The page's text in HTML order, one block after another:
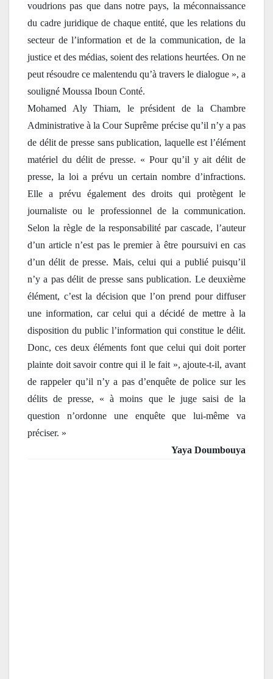
voudrions pas que dans notre pays, la méconnaissance
du cadre juridique de chaque entité, que les relations du
secteur de l’information et de la communication, de la
justice et des médias, soient des relations heurtées. On ne
peut résoudre ce malentendu qu’à travers le dialogue », a
souligné Moussa Iboun Conté.
Mohamed Aly Thiam, le président de la Chambre
Administrative à la Cour Suprême précise qu’il n’y a pas
de délit de presse sans publication, laquelle est l’élément
matériel du délit de presse. « Pour qu’il y ait délit de
presse, la loi a prévu un certain nombre d’infractions.
Elle a prévu également des droits qui protègent le
journaliste ou le professionnel de la communication.
Selon la règle de la responsabilité par cascade, l’auteur
d’un article n’est pas le premier à être poursuivi en cas
d’un délit de presse. Mais, celui qui a publié puisqu’il
n’y a pas délit de presse sans publication. Le deuxième
élément, c’est la décision que l’on prend pour diffuser
une information, car celui qui a décidé de mettre à la
disposition du public l’information qui constitue le délit.
Donc, ces deux éléments font que celui qui doit porter
plainte doit savoir contre qui il le fait », ajoute-t-il, avant
de rappeler qu’il n’y a pas d’enquête de police sur les
délits de presse, « à moins que le juge saisi de la
question n’ordonne une enquête que lui-même va
préciser. »
Yaya Doumbouya